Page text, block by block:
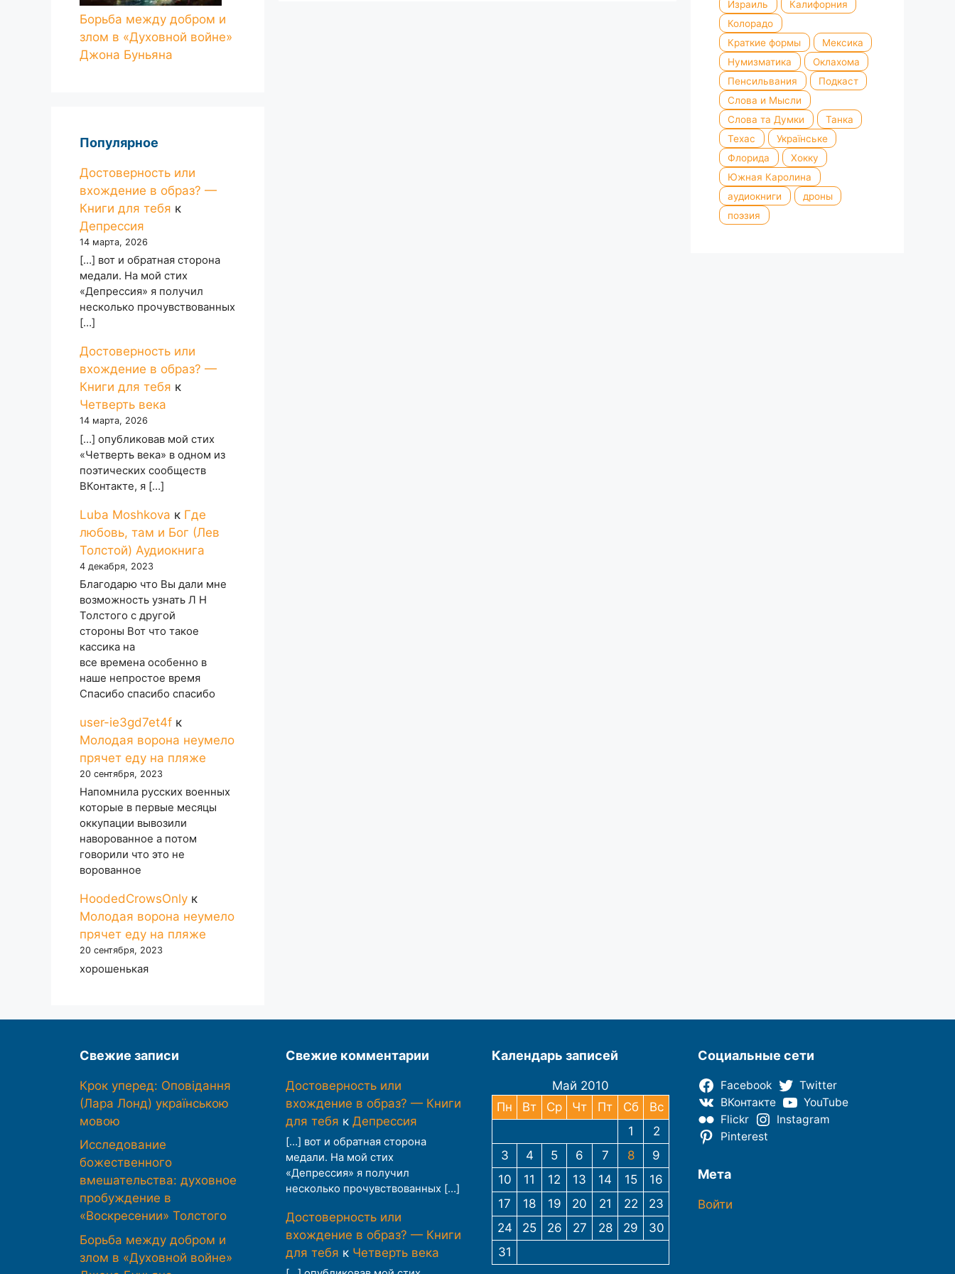
Борьба между добром и
злом в «Духовной войне»
Джона Буньяна
Популярное
Достоверность или
вхождение в образ? —
Книги для тебя к
Депрессия
14 марта, 2026
[…] вот и обратная сторона
медали. На мой стих
«Депрессия» я получил
несколько прочувствованных
[…]
Достоверность или
вхождение в образ? —
Книги для тебя к
Четверть века
14 марта, 2026
[…] опубликовав мой стих
«Четверть века» в одном из
поэтических сообществ
ВКонтакте, я […]
Luba Moshkova к Где
любовь, там и Бог (Лев
Толстой) Аудиокнига
4 декабря, 2023
Благодарю что Вы дали мне
возможность узнать Л Н
Толстого с другой
стороны Вот что такое
кассика на
все времена особенно в
наше непростое время
Спасибо спасибо спасибо
user-ie3gd7et4f к
Молодая ворона неумело
прячет еду на пляже
20 сентября, 2023
Напомнила русских военных
которые в первые месяцы
оккупации вывозили
наворованное а потом
говорили что это не
ворованное
HoodedCrowsOnly к
Молодая ворона неумело
прячет еду на пляже
20 сентября, 2023
хорошенькая
Израиль
Калифорния
Колорадо
Краткие формы
Мексика
Нумизматика
Оклахома
Пенсильвания
Подкаст
Слова и Мысли
Слова та Думки
Танка
Техас
Українське
Флорида
Хокку
Южная Каролина
аудиокниги
дроны
поэзия
Свежие записи
Крок уперед: Оповідання
(Лара Лонд) українською
мовою
Исследование
божественного
вмешательства: духовное
пробуждение в
«Воскресении» Толстого
Борьба между добром и
злом в «Духовной войне»
Свежие комментарии
Достоверность или
вхождение в образ? — Книги
для тебя к Депрессия
[…] вот и обратная сторона
медали. На мой стих
«Депрессия» я получил
несколько прочувствованных […]
Достоверность или
вхождение в образ? — Книги
для тебя к Четверть века
Календарь записей
Май 2010
Пн
Вт Ср Чт Пт Сб
Вс
1
2
3
4 5 6 7 8
9
10
11 12 13 14 15
16
17
18 19 20 21 22
23
24
25 26 27 28 29
30
31
Социальные сети
Facebook
Twitter
ВКонтакте
YouTube
Flickr
Instagram
Pinterest
Мета
Войти